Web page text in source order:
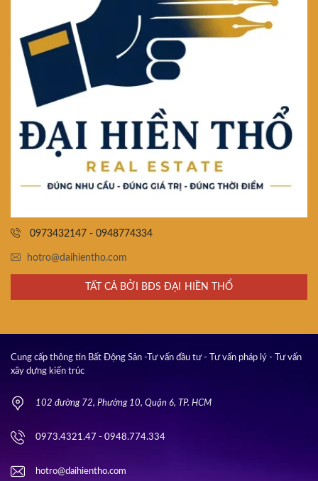
0973432147 - 0948774334
hotro@daihientho.com
TẤT CẢ BỞI BĐS ĐẠI HIỀN THỔ
Cung cấp thông tin Bất Động Sản -Tư vấn đầu tư - Tư vấn pháp lý - Tư vấn
xây dựng kiến trúc
102 đường 72, Phường 10, Quận 6, TP. HCM
0973.4321.47 - 0948.774.334
hotro@daihientho.com